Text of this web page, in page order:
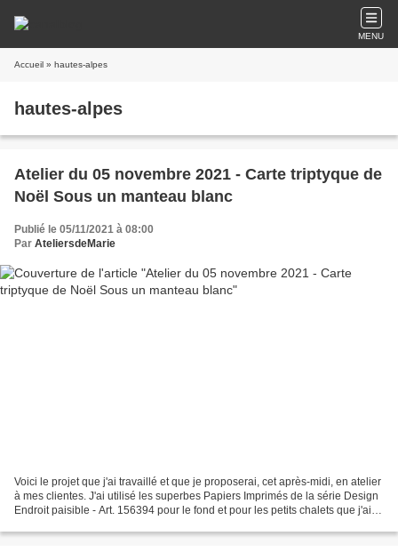
MENU
Accueil » hautes-alpes
hautes-alpes
Atelier du 05 novembre 2021 - Carte triptyque de
Noël Sous un manteau blanc
Publié le 05/11/2021 à 08:00
Par AteliersdeMarie
Voici le projet que j'ai travaillé et que je proposerai, cet après-midi, en atelier
à mes clientes. J'ai utilisé les superbes Papiers Imprimés de la série Design
Endroit paisible - Art. 156394 pour le fond et pour les petits chalets que j'ai